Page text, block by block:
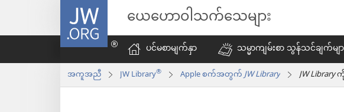
JW.ORG ယေဟောဝါသက်သေများ
ပင်မစာမျက်နှာ သမ္မာကျမ်းစာ သွန်သင်ချက်မျ
အကူအညီ JW Library® Apple စက်အတွက်JW Library JW Libraryကို